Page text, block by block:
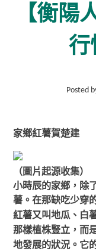
【衡陽
行
Posted
家鄉紅薯賀楚建
（圖片起源收集）
小時辰的家鄉，除
薯。在那缺吃少穿
紅薯又叫地瓜、白
那樣植株豎立，而
地發展的狀況。它